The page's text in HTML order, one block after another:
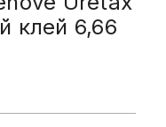
клей 6,66